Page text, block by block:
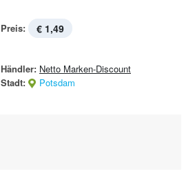
Preis: € 1,49
Händler: Netto Marken-Discount
Stadt:
Potsdam